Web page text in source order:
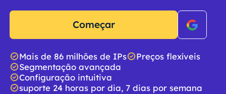
Começar
Mais de 86 milhões de IPs
Preços flexíveis
Segmentação avançada
Configuração intuitiva
suporte 24 horas por dia, 7 dias por semana